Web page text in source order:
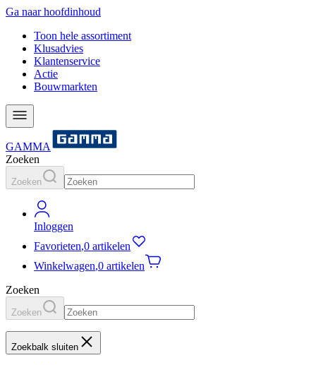
Ga naar hoofdinhoud
Toon hele assortiment
Klusadvies
Klantenservice
Actie
Bouwmarkten
GAMMA
Zoeken
Zoeken
Inloggen
Favorieten,0 artikelen
Winkelwagen,0 artikelen
Zoeken
Zoeken
Zoekbalk sluiten